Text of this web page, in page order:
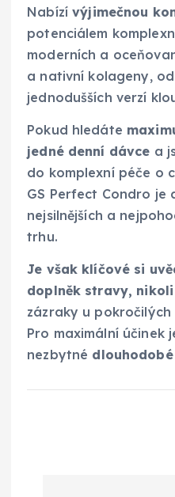
Nabízívýjimečnou
potenciálem
moderních a
a nativní kolageny,
jednodušších verzí
Pokud hledáte
jedné denní dávce a
do komplexní péče o
GS Perfect Condro je
nejsilnějších a
trhu.
Je však klíčové si
doplněk stravy,
zázraky u pokročilých
Pro maximální účinek
nezbytné